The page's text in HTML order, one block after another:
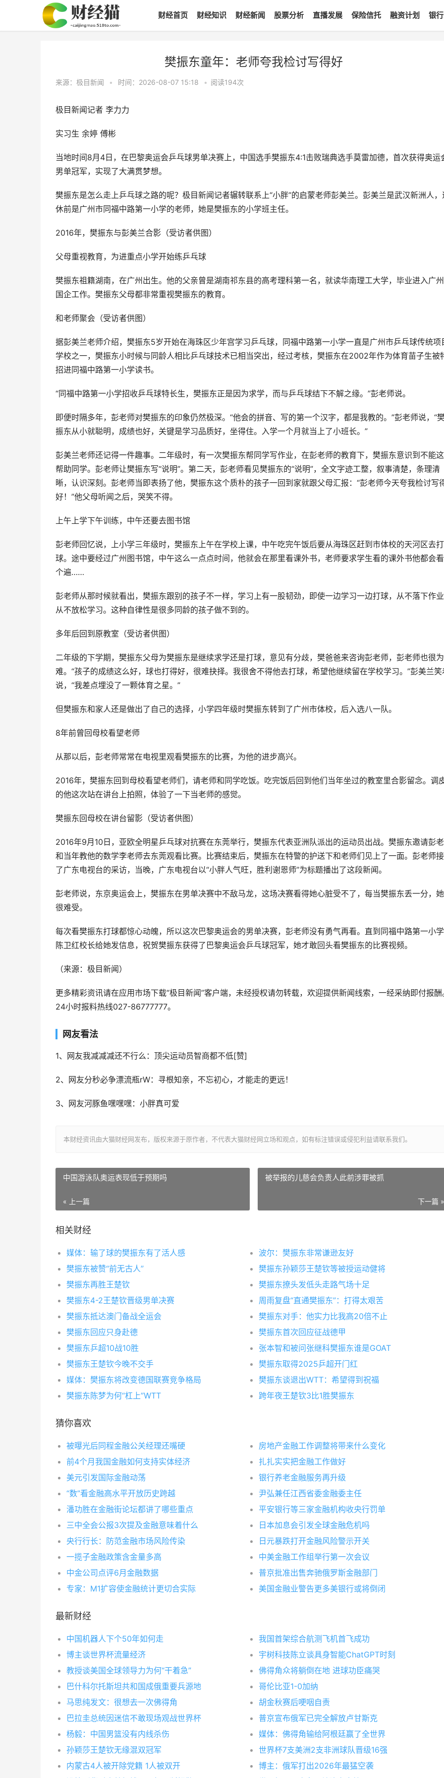
财经首页 财经知识 财经新闻 股票分析 直播发展 保险信托 融资计划 银
樊振东童年：老师夸我检讨写得好
来源：极目新闻 • 时间：2026-08-07 15:18 • 阅读194次
极目新闻记者 李力力
实习生 余婷 傅彬
当地时间8月4日，在巴黎奥运会乒乓球男单决赛上，中国选手樊振东4:1击败瑞典选手莫雷加德，首次获得奥运
男单冠军，实现了大满贯梦想。
樊振东是怎么走上乒乓球之路的呢？极目新闻记者辗转联系上“小胖”的启蒙老师彭美兰。彭美兰是武汉新洲人，
休前是广州市同福中路第一小学的老师，她是樊振东的小学班主任。
2016年，樊振东与彭美兰合影（受访者供图）
父母重视教育，为进重点小学开始练乒乓球
樊振东祖籍湖南，在广州出生。他的父亲曾是湖南祁东县的高考理科第一名，就读华南理工大学，毕业进入广
国企工作。樊振东父母都非常重视樊振东的教育。
和老师聚会（受访者供图）
据彭美兰老师介绍，樊振东5岁开始在海珠区少年宫学习乒乓球，同福中路第一小学一直是广州市乒乓球传统项
学校之一，樊振东小时候与同龄人相比乒乓球技术已相当突出，经过考核，樊振东在2002年作为体育苗子生被
招进同福中路第一小学读书。
“同福中路第一小学招收乒乓球特长生，樊振东正是因为求学，而与乒乓球结下不解之缘。”彭老师说。
即便时隔多年，彭老师对樊振东的印象仍然极深。“他会的拼音、写的第一个汉字，都是我教的。”彭老师说，“
振东从小就聪明，成绩也好，关键是学习品质好，坐得住。入学一个月就当上了小班长。”
彭美兰老师还记得一件趣事。二年级时，有一次樊振东帮同学写作业，在彭老师的教育下，樊振东意识到不能
帮助同学。彭老师让樊振东写“说明”。第二天，彭老师看见樊振东的“说明”，全文字迹工整，叙事清楚，条理清
晰，认识深刻。彭老师当即表扬了他，樊振东这个质朴的孩子一回到家就跟父母汇报：“彭老师今天夸我检讨写
好！”他父母听闻之后，哭笑不得。
上午上学下午训练，中午还要去图书馆
彭老师回忆说，上小学三年级时，樊振东上午在学校上课，中午吃完午饭后要从海珠区赶到市体校的天河区去打
球。途中要经过广州图书馆，中午这么一点点时间，他就会在那里看课外书，老师要求学生看的课外书他都会
个遍……
彭老师从那时候就看出，樊振东跟别的孩子不一样，学习上有一股韧劲，即使一边学习一边打球，从不落下作
从不放松学习。这种自律性是很多同龄的孩子做不到的。
多年后回到原教室（受访者供图）
二年级的下学期，樊振东父母为樊振东是继续求学还是打球，意见有分歧，樊爸爸来咨询彭老师，彭老师也很为
难。“孩子的成绩这么好，球也打得好，很难抉择。我很舍不得他去打球，希望他继续留在学校学习。”彭美兰笑
说，“我差点埋没了一颗体育之星。”
但樊振东和家人还是做出了自己的选择，小学四年级时樊振东转到了广州市体校，后入选八一队。
8年前曾回母校看望老师
从那以后，彭老师常常在电视里观看樊振东的比赛，为他的进步高兴。
2016年，樊振东回到母校看望老师们，请老师和同学吃饭。吃完饭后回到他们当年坐过的教室里合影留念。调
的他这次站在讲台上拍照，体验了一下当老师的感觉。
樊振东回母校在讲台留影（受访者供图）
2016年9月10日，亚欧全明星乒乓球对抗赛在东莞举行，樊振东代表亚洲队派出的运动员出战。樊振东邀请彭
和当年教他的数学李老师去东莞观看比赛。比赛结束后，樊振东在特警的护送下和老师们见上了一面。彭老师
了广东电视台的采访，当晚，广东电视台以“小胖人气旺，胜利谢恩师”为标题播出了这段新闻。
彭老师说，东京奥运会上，樊振东在男单决赛中不敌马龙，这场决赛看得她心脏受不了，每当樊振东丢一分，
很难受。
每次看樊振东打球都惊心动魄，所以这次巴黎奥运会的男单决赛，彭老师没有勇气再看。直到同福中路第一小
陈卫红校长给她发信息，祝贺樊振东获得了巴黎奥运会乒乓球冠军，她才敢回头看樊振东的比赛视频。
（来源：极目新闻）
更多精彩资讯请在应用市场下载“极目新闻”客户端，未经授权请勿转载，欢迎提供新闻线索，一经采纳即付报酬
24小时报料热线027-86777777。
网友看法
1、网友我减减减还不行么：顶尖运动员智商都不低[赞]
2、网友分秒必争漂流瓶rW：寻根知亲，不忘初心，才能走的更远！
3、网友河豚鱼嘿嘿嘿：小胖真可爱
本财经资讯由大猫财经网发布，版权来源于原作者，不代表大猫财经网立场和观点，如有标注错误或侵犯利益请联系我们。
中国游泳队奥运表现低于预期吗
« 上一篇
被举报的儿慈会负责人此前涉罪被抓
下一篇 »
相关财经
媒体：输了球的樊振东有了活人感
波尔：樊振东非常谦逊友好
樊振东被赞“前无古人”
樊振东孙颖莎王楚钦等被授运动健将
樊振东再胜王楚钦
樊振东撩头发低头走路气场十足
樊振东4-2王楚钦晋级男单决赛
周雨复盘“直通樊振东”：打得太艰苦
樊振东抵达澳门备战全运会
樊振东对手：他实力比我高20倍不止
樊振东回应只身赴德
樊振东首次回应征战德甲
樊振东乒超10战10胜
张本智和被问张继科樊振东谁是GOAT
樊振东王楚钦今晚不交手
樊振东取得2025乒超开门红
媒体：樊振东将改变德国联赛竞争格局
樊振东谈退出WTT：希望得到祝福
樊振东陈梦为何“杠上”WTT
跨年夜王楚钦3比1胜樊振东
猜你喜欢
被曝光后同程金融公关经理还嘴硬
房地产金融工作调整将带来什么变化
前4个月我国金融如何支持实体经济
扎扎实实把金融工作做好
美元引发国际金融动荡
银行养老金融服务再升级
“数”看金融高水平开放历史跨越
尹弘兼任江西省委金融委主任
潘功胜在金融街论坛都讲了哪些重点
平安银行等三家金融机构收央行罚单
三中全会公报3次提及金融意味着什么
日本加息会引发全球金融危机吗
央行行长：防范金融市场风险传染
日元暴跌打开金融风险警示开关
一揽子金融政策含金量多高
中美金融工作组举行第一次会议
中金公司点评6月金融数据
普京批准出售奔驰俄罗斯金融部门
专家：M1扩容使金融统计更切合实际
美国金融业警告更多美银行或将倒闭
最新财经
中国机器人下个50年如何走
我国首架综合航测飞机首飞成功
博主谈世界杯流量经济
宇树科技陈立谈具身智能ChatGPT时刻
教授谈美国全球领导力为何“干着急”
佛得角众将躺倒在地 进球功臣痛哭
巴什科尔托斯坦共和国成俄重要兵源地
哥伦比亚1-0加纳
马思纯发文：很想去一次佛得角
胡金秋赛后哽咽自责
巴拉圭总统因迷信不敢现场观战世界杯
普京宣布俄军已完全解放卢甘斯克
杨毅：中国男篮没有内线杀伤
媒体：佛得角输给阿根廷赢了全世界
孙颖莎王楚钦无缘混双冠军
世界杯7支美洲2支非洲球队晋级16强
内蒙古4人被开除党籍 1人被双开
博主：俄军打出2026年最猛空袭